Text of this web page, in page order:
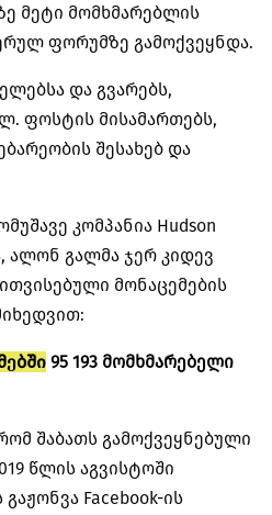
მეტი მომხმარებლის
ფორუმზე გამოქვეყნდა.
და გვარებს,
ფოსტის მისამართებს,
შესახებ და
კომპანია Hudson
ალონ გალმა ჯერ კიდევ
მონაცემების
95 193 მომხმარებელი
შაბათს გამოქვეყნებული
წლის აგვისტოში
Facebook-ის